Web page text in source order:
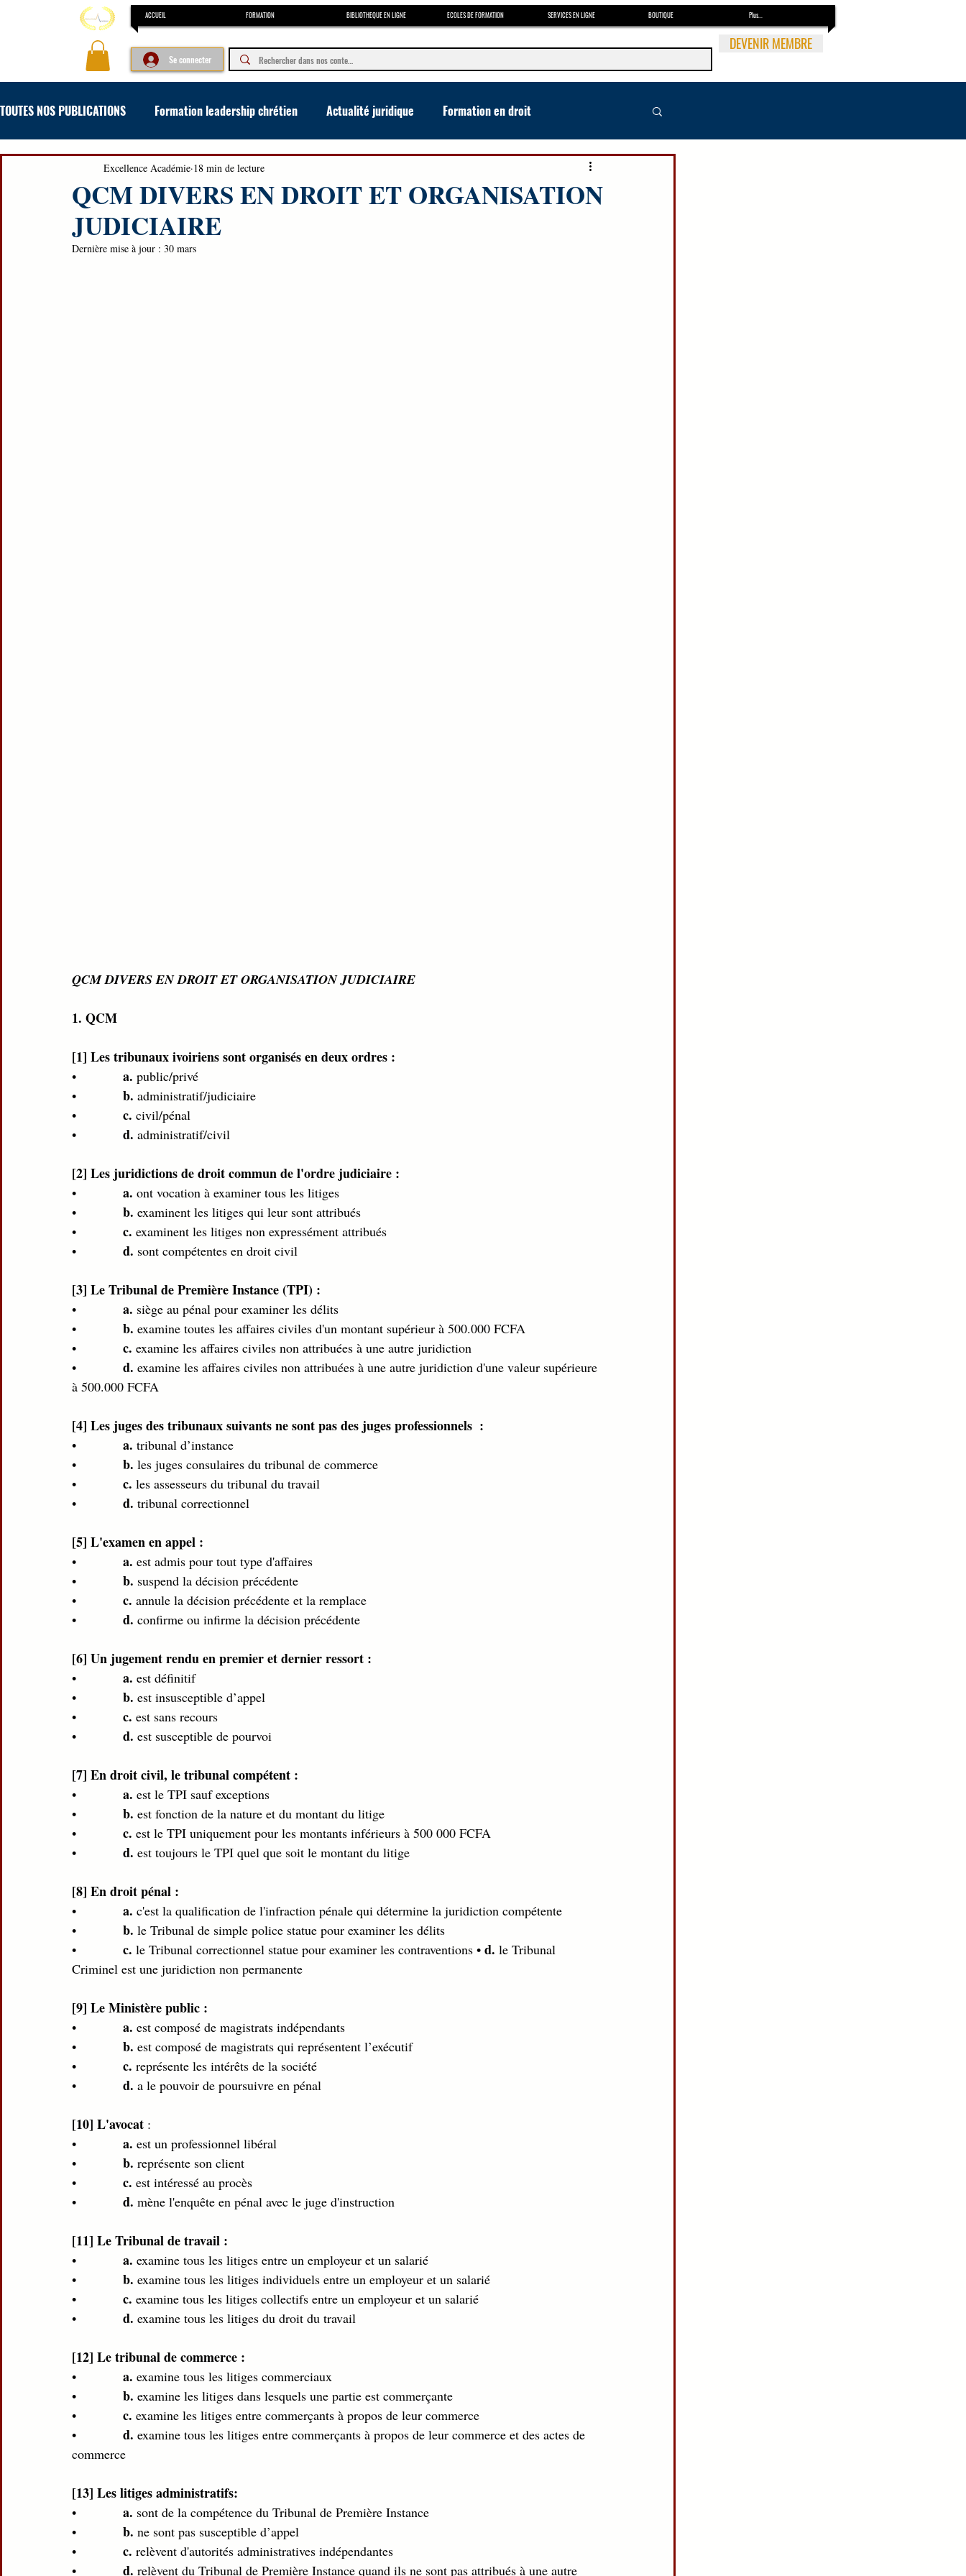
ACCUEIL FORMATION BIBLIOTHEQUE EN LIGNE ECOLES DE FORMATION SERVICES EN LIGNE BOUTIQUE Plus...
Se connecter
DEVENIR MEMBRE
TOUTES NOS PUBLICATIONS Formation leadership chrétien Actualité juridique Formation en droit
Formation concours et examen Formation en art oratoire
QCM DIVERS EN DROIT ET ORGANISATION
JUDICIAIRE
Excellence Académie 18 min de lecture
Dernière mise à jour : 30 mars
QCM DIVERS EN DROIT ET ORGANISATION JUDICIAIRE
1. QCM
[1] Les tribunaux ivoiriens sont organisés en deux ordres :
• a. public/privé
• b. administratif/judiciaire
• c. civil/pénal
• d. administratif/civil
[2] Les juridictions de droit commun de l'ordre judiciaire :
• a. ont vocation à examiner tous les litiges
• b. examinent les litiges qui leur sont attribués
• c. examinent les litiges non expressément attribués
• d. sont compétentes en droit civil
[3] Le Tribunal de Première Instance (TPI) :
• a. siège au pénal pour examiner les délits
• b. examine toutes les affaires civiles d'un montant supérieur à 500.000 FCFA
• c. examine les affaires civiles non attribuées à une autre juridiction
• d. examine les affaires civiles non attribuées à une autre juridiction d'une valeur supérieure
à 500.000 FCFA
[4] Les juges des tribunaux suivants ne sont pas des juges professionnels  :
• a. tribunal d’instance
• b. les juges consulaires du tribunal de commerce
• c. les assesseurs du tribunal du travail
• d. tribunal correctionnel
[5] L'examen en appel :
• a. est admis pour tout type d'affaires
• b. suspend la décision précédente
• c. annule la décision précédente et la remplace
• d. confirme ou infirme la décision précédente
[6] Un jugement rendu en premier et dernier ressort :
• a. est définitif
• b. est insusceptible d’appel
• c. est sans recours
• d. est susceptible de pourvoi
[7] En droit civil, le tribunal compétent :
• a. est le TPI sauf exceptions
• b. est fonction de la nature et du montant du litige
• c. est le TPI uniquement pour les montants inférieurs à 500 000 FCFA
• d. est toujours le TPI quel que soit le montant du litige
[8] En droit pénal :
• a. c'est la qualification de l'infraction pénale qui détermine la juridiction compétente
• b. le Tribunal de simple police statue pour examiner les délits
• c. le Tribunal correctionnel statue pour examiner les contraventions • d. le Tribunal
Criminel est une juridiction non permanente
[9] Le Ministère public :
• a. est composé de magistrats indépendants
• b. est composé de magistrats qui représentent l’exécutif
• c. représente les intérêts de la société
• d. a le pouvoir de poursuivre en pénal
[10] L'avocat :
• a. est un professionnel libéral
• b. représente son client
• c. est intéressé au procès
• d. mène l'enquête en pénal avec le juge d'instruction
[11] Le Tribunal de travail :
• a. examine tous les litiges entre un employeur et un salarié
• b. examine tous les litiges individuels entre un employeur et un salarié
• c. examine tous les litiges collectifs entre un employeur et un salarié
• d. examine tous les litiges du droit du travail
[12] Le tribunal de commerce :
• a. examine tous les litiges commerciaux
• b. examine les litiges dans lesquels une partie est commerçante
• c. examine les litiges entre commerçants à propos de leur commerce
• d. examine tous les litiges entre commerçants à propos de leur commerce et des actes de
commerce
[13] Les litiges administratifs:
• a. sont de la compétence du Tribunal de Première Instance
• b. ne sont pas susceptible d’appel
• c. relèvent d'autorités administratives indépendantes
• d. relèvent du Tribunal de Première Instance quand ils ne sont pas attribués à une autre